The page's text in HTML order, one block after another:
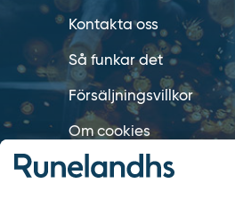
Kontakta oss
Så funkar det
Försäljningsvillkor
Om cookies
Personuppgiftshantering